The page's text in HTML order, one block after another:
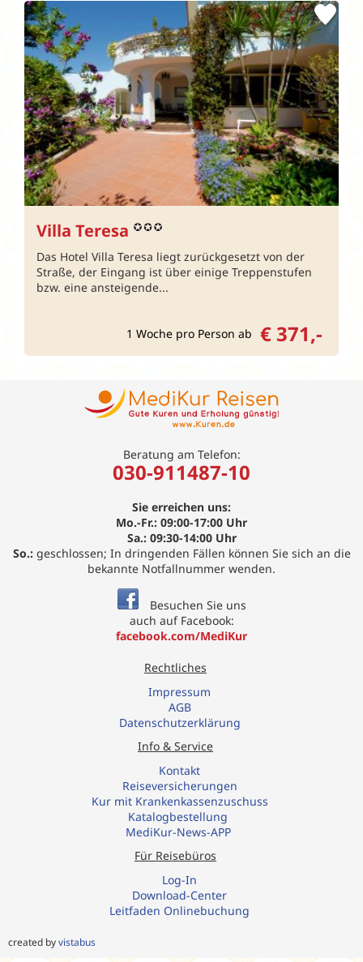
Villa Teresa
Das Hotel Villa Teresa liegt zurückgesetzt von der
Straße, der Eingang ist über einige Treppenstufen
bzw. eine ansteigende...
1 Woche pro Person ab € 371,-
Beratung am Telefon:
030-911487-10
Sie erreichen uns:
Mo.-Fr.: 09:00-17:00 Uhr
Sa.: 09:30-14:00 Uhr
So.:geschlossen; In dringenden Fällen können Sie sich an die
bekannte Notfallnummer wenden.
Besuchen Sie uns
auch auf Facebook:
facebook.com/MediKur
Rechtliches
Impressum
AGB
Datenschutzerklärung
Info & Service
Kontakt
Reiseversicherungen
Kur mit Krankenkassenzuschuss
Katalogbestellung
MediKur-News-APP
Für Reisebüros
Log-In
Download-Center
Leitfaden Onlinebuchung​
created byvistabus